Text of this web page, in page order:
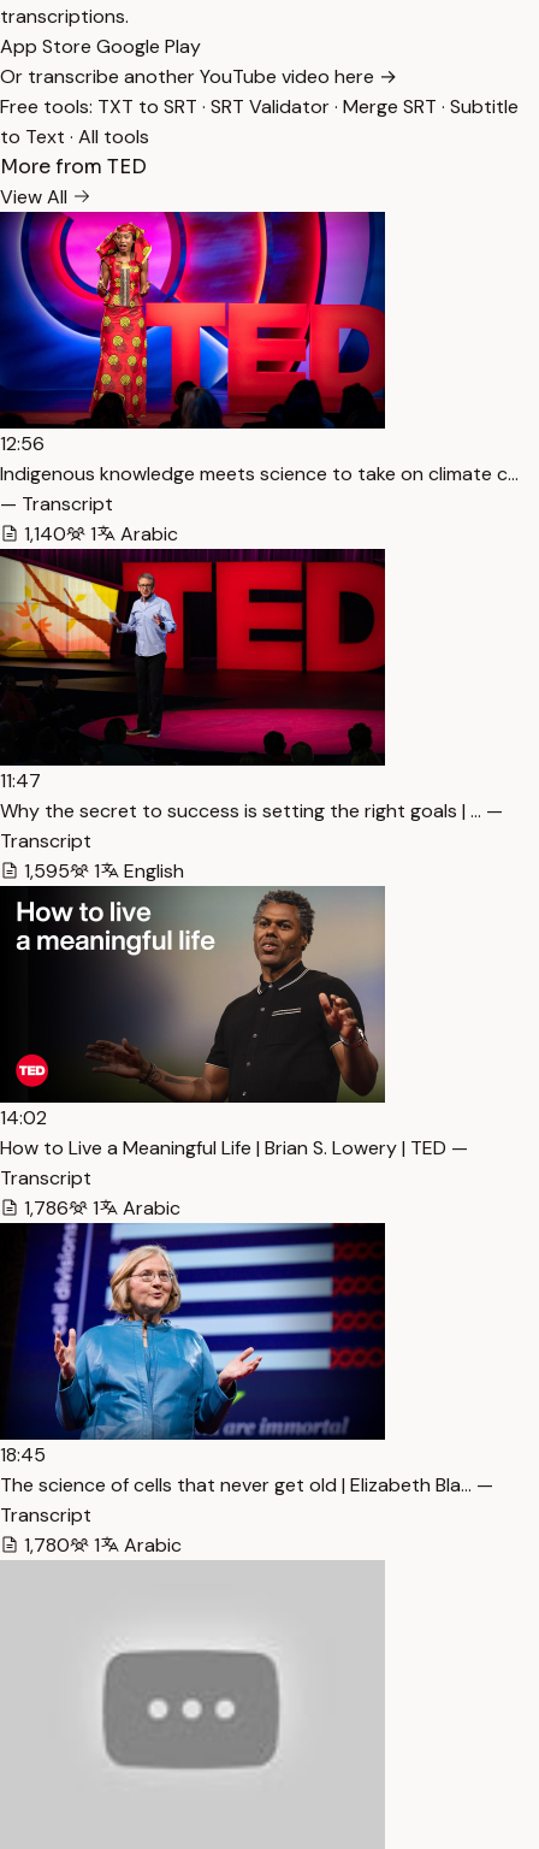
transcriptions.
App Store Google Play
Or transcribe another YouTube video here →
Free tools: TXT to SRT · SRT Validator· Merge SRT · Subtitle
to Text · All tools
More from TED
View All
12:56
Indigenous knowledge meets science to take on climate c…
— Transcript
1,140
1 Arabic
11:47
Why the secret to success is setting the right goals | … —
Transcript
1,595
1 English
14:02
How to Live a Meaningful Life | Brian S. Lowery | TED —
Transcript
1,786
1 Arabic
18:45
The science of cells that never get old | Elizabeth Bla… —
Transcript
1,780
1 Arabic